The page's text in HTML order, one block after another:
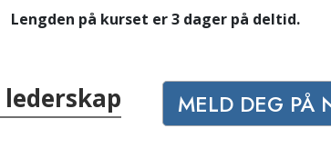
Lengden på kurset er 3 dager på deltid.
MELD DEG PÅ